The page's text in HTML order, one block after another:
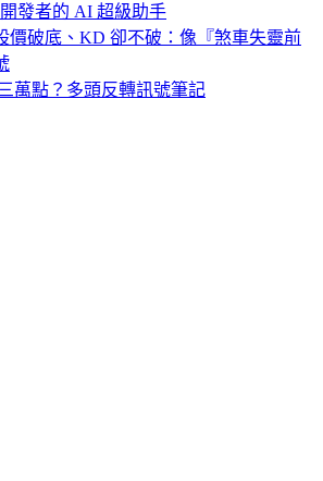
開發者的 AI 超級助手
價破底、KD 卻不破：像『煞車失靈前
萬點？多頭反轉訊號筆記